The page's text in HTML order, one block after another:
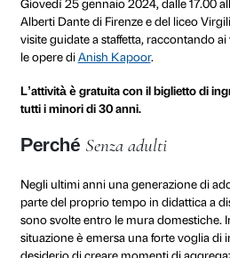
Dalle 17.00 alle 21.00
Senza adultiè il progetto di
condotte da adolescenti per
propone un’esperienza
mediazione della scuola,